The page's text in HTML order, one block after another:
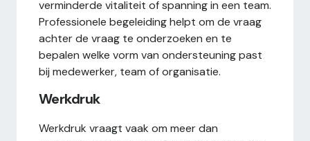
verminderde vitaliteit of spanning in een team.
Professionele begeleiding helpt om de vraag
achter de vraag te onderzoeken en te
bepalen welke vorm van ondersteuning past
bij medewerker, team of organisatie.
Werkdruk
Werkdruk vraagt vaak om meer dan